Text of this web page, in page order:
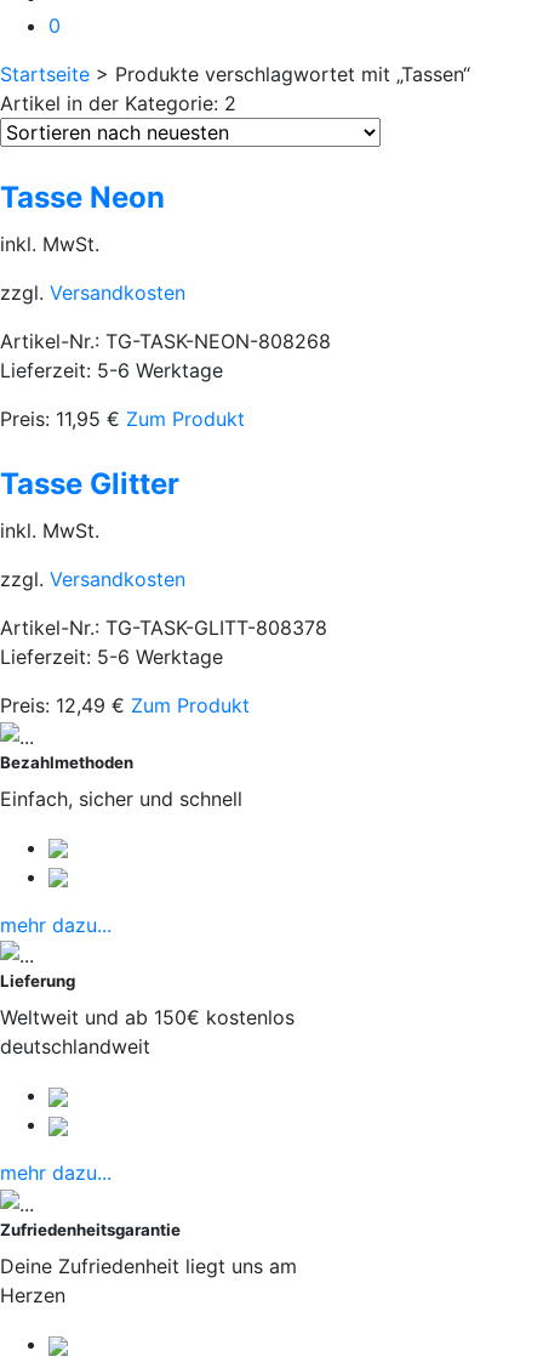
0
Startseite > Produkte verschlagwortet mit „Tassen“
Artikel in der Kategorie: 2
Tasse Neon
inkl. MwSt.
zzgl. Versandkosten
Artikel-Nr.: TG-TASK-NEON-808268
Lieferzeit: 5-6 Werktage
Preis: 11,95 € Zum Produkt
Tasse Glitter
inkl. MwSt.
zzgl. Versandkosten
Artikel-Nr.: TG-TASK-GLITT-808378
Lieferzeit: 5-6 Werktage
Preis: 12,49 € Zum Produkt
Bezahlmethoden
Einfach, sicher und schnell
mehr dazu...
Lieferung
Weltweit und ab 150€ kostenlos
deutschlandweit
mehr dazu...
Zufriedenheitsgarantie
Deine Zufriedenheit liegt uns am
Herzen